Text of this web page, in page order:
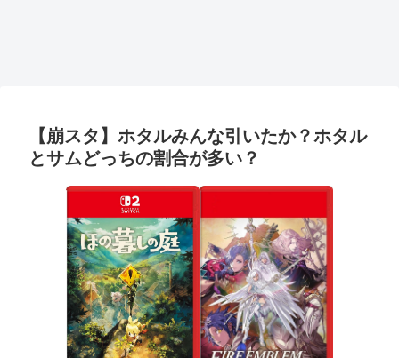
【崩スタ】ホタルみんな引いたか？ホタル
とサムどっちの割合が多い？